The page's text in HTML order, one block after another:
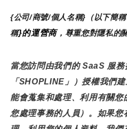
{公司/商號/個人名稱}（以下簡
稱}的運營商，尊重您對隱私的
當您訪問由我們的 SaaS 服
「SHOPLINE」）授權我們
能會蒐集和處理、利用有關
您處理事務的人員）。如果